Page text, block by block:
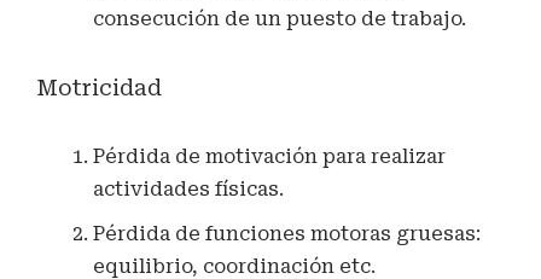
consecución de un puesto de trabajo.
Motricidad
Pérdida de motivación para realizar
actividades físicas.
Pérdida de funciones motoras gruesas:
equilibrio, coordinación etc.